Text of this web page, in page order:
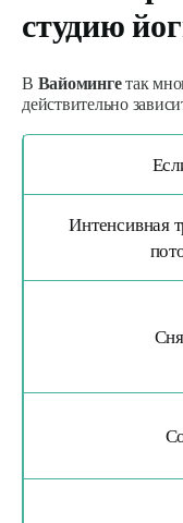
студию
В Вайомингетак
действительно
Интенсивная